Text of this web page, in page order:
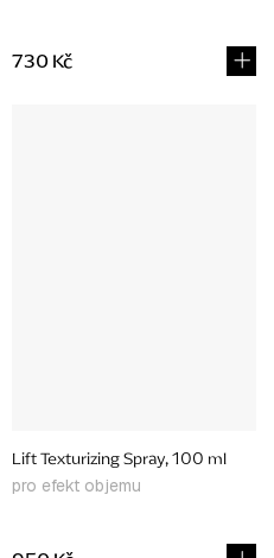
730 Kč
Lift Texturizing Spray, 100 ml
pro efekt objemu